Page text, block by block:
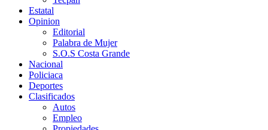
Estatal
Opinion
Editorial
Palabra de Mujer
S.O.S Costa Grande
Nacional
Policiaca
Deportes
Clasificados
Autos
Empleo